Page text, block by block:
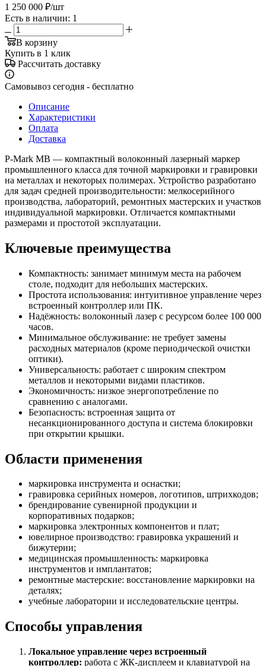
1 250 000 ₽/шт
Есть в наличии: 1
В корзину
Купить в 1 клик
Рассчитать доставку
Самовывоз сегодня - бесплатно
Описание
Характеристики
Оплата
Доставка
P‑Mark MB — компактный волоконный лазерный маркер
промышленного класса для точной маркировки и гравировки
на металлах и некоторых полимерах. Устройство разработано
для задач средней производительности: мелкосерийного
производства, лабораторий, ремонтных мастерских и участков
индивидуальной маркировки. Отличается компактными
размерами и простотой эксплуатации.
Ключевые преимущества
Компактность: занимает минимум места на рабочем
столе, подходит для небольших мастерских.
Простота использования: интуитивное управление через
встроенный контроллер или ПК.
Надёжность: волоконный лазер с ресурсом более 100 000
часов.
Минимальное обслуживание: не требует замены
расходных материалов (кроме периодической очистки
оптики).
Универсальность: работает с широким спектром
металлов и некоторыми видами пластиков.
Экономичность: низкое энергопотребление по
сравнению с аналогами.
Безопасность: встроенная защита от
несанкционированного доступа и система блокировки
при открытии крышки.
Области применения
маркировка инструмента и оснастки;
гравировка серийных номеров, логотипов, штрихкодов;
брендирование сувенирной продукции и
корпоративных подарков;
маркировка электронных компонентов и плат;
ювелирное производство: гравировка украшений и
бижутерии;
медицинская промышленность: маркировка
инструментов и имплантатов;
ремонтные мастерские: восстановление маркировки на
деталях;
учебные лаборатории и исследовательские центры.
Способы управления
Локальное управление через встроенный
контроллер: работа с ЖК‑дисплеем и клавиатурой на